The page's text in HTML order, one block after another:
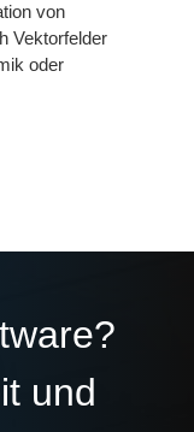
von
Vektorfelder
oder
und